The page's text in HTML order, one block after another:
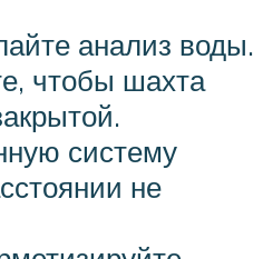
анализ воды.
чтобы шахта
систему
не